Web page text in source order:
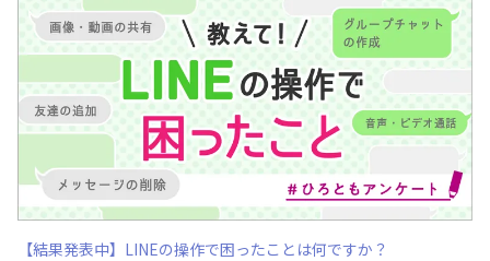
【結果発表中】LINEの操作で困ったことは何ですか？